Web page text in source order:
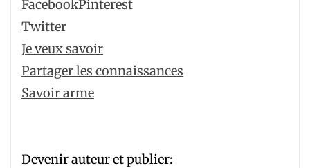
FacebookPinterest
Twitter
Je veux savoir
Partager les connaissances
Savoir arme
Devenir auteur et publier: